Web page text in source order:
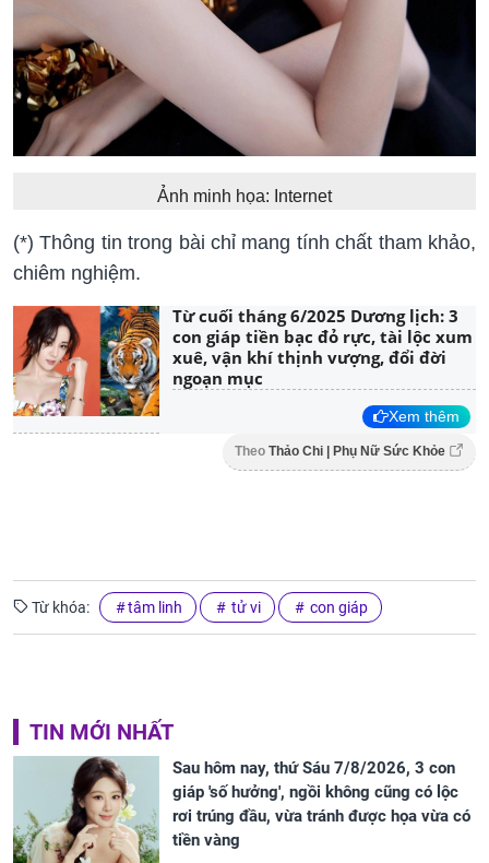
Ảnh minh họa: Internet
(*) Thông tin trong bài chỉ mang tính chất tham khảo,
chiêm nghiệm.
Từ cuối tháng 6/2025 Dương lịch: 3
con giáp tiền bạc đỏ rực, tài lộc xum
xuê, vận khí thịnh vượng, đổi đời
ngoạn mục
Xem thêm
Theo Thảo Chi | Phụ Nữ Sức Khỏe
Từ khóa: tâm linh tử vi con giáp
TIN MỚI NHẤT
Sau hôm nay, thứ Sáu 7/8/2026, 3 con
giáp 'số hưởng', ngồi không cũng có lộc
rơi trúng đầu, vừa tránh được họa vừa có
tiền vàng